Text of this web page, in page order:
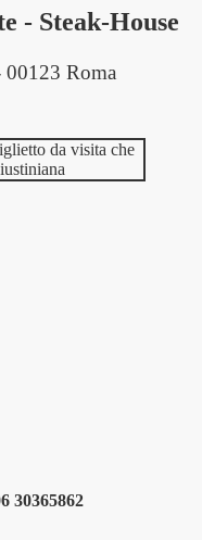
- Steak-House
00123 Roma
30365862